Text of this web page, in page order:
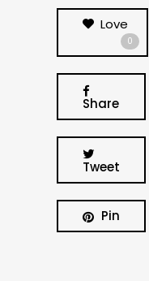
Love
0
Share
Tweet
Pin